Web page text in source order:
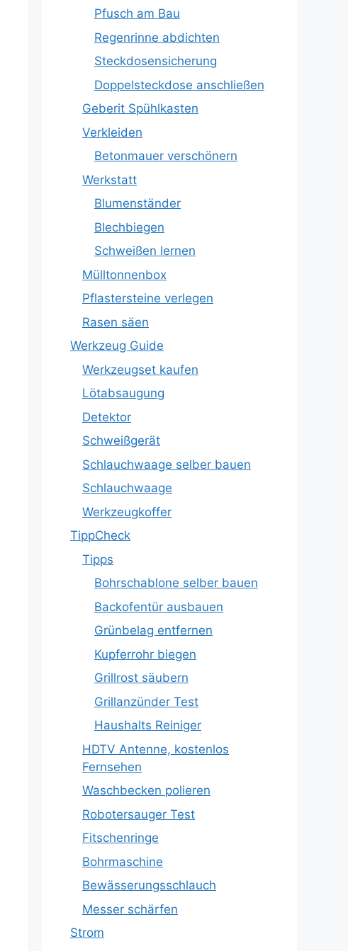
Pfusch am Bau
Regenrinne abdichten
Steckdosensicherung
Doppelsteckdose anschließen
Geberit Spühlkasten
Verkleiden
Betonmauer verschönern
Werkstatt
Blumenständer
Blechbiegen
Schweißen lernen
Mülltonnenbox
Pflastersteine verlegen
Rasen säen
Werkzeug Guide
Werkzeugset kaufen
Lötabsaugung
Detektor
Schweißgerät
Schlauchwaage selber bauen
Schlauchwaage
Werkzeugkoffer
TippCheck
Tipps
Bohrschablone selber bauen
Backofentür ausbauen
Grünbelag entfernen
Kupferrohr biegen
Grillrost säubern
Grillanzünder Test
Haushalts Reiniger
HDTV Antenne, kostenlos
Fernsehen
Waschbecken polieren
Robotersauger Test
Fitschenringe
Bohrmaschine
Bewässerungsschlauch
Messer schärfen
Strom